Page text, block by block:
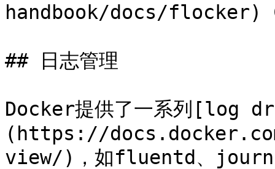
handbook/docs/flocker)
## 日志管理
Docker提供了一系列[log
(https://
view/)，如fluentd、